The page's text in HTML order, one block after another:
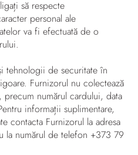
să respecte
personal ale
va fi efectuată de o
tehnologii de securitate în
Furnizorul nu colectează
numărul cardului, data
informații suplimentare,
contacta Furnizorul la adresa
la numărul de telefon +373 79